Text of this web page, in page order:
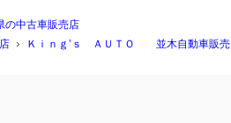
の中古車販売店
Ｋｉｎｇ’ｓ ＡＵＴＯ 並木自動車販売